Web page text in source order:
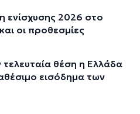
ενίσχυσης 2026 στο
οι προθεσμίες
θέση η Ελλάδα
εισόδημα των